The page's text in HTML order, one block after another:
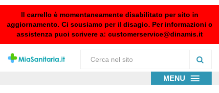
Il carrello è momentaneamente disabilitato per sito in
aggiornamento. Ci scusiamo per il disagio. Per informazioni o
assistenza puoi scrivere a: customerservice@dinamis.it
MENU